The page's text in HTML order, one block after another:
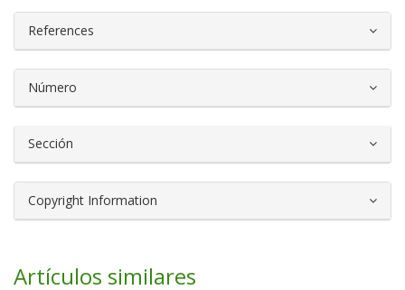
References
Número
Sección
Copyright Information
Artículos similares